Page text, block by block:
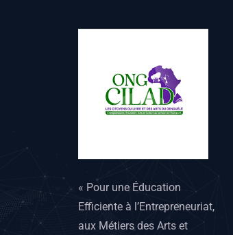
« Pour une Éducation
Efficiente à l’Entrepreneuriat,
aux Métiers des Arts et